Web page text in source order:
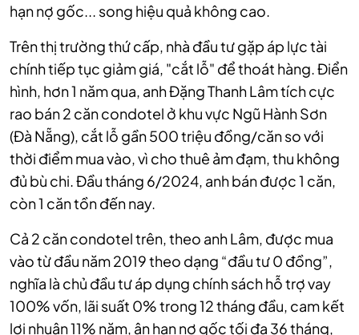
hạn nợ gốc... song hiệu quả không cao.
Trên thị trường thứ cấp, nhà đầu tư gặp áp lực tài
chính tiếp tục giảm giá, "cắt lỗ" để thoát hàng. Điển
hình, hơn 1 năm qua, anh Đặng Thanh Lâm tích cực
rao bán 2 căn condotel ở khu vực Ngũ Hành Sơn
(Đà Nẵng), cắt lỗ gần 500 triệu đồng/căn so với
thời điểm mua vào, vì cho thuê ảm đạm, thu không
đủ bù chi. Đầu tháng 6/2024, anh bán được 1 căn,
còn 1 căn tồn đến nay.
Cả 2 căn condotel trên, theo anh Lâm, được mua
vào từ đầu năm 2019 theo dạng “đầu tư 0 đồng”,
nghĩa là chủ đầu tư áp dụng chính sách hỗ trợ vay
100% vốn, lãi suất 0% trong 12 tháng đầu, cam kết
lợi nhuận 11% năm, ân hạn nợ gốc tối đa 36 tháng,